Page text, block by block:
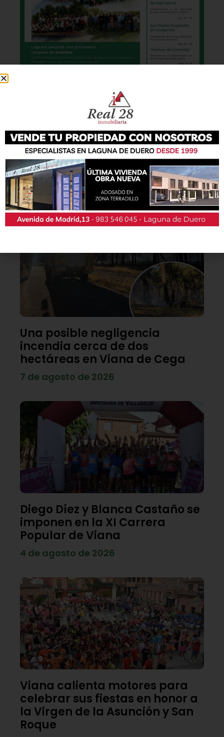
También podrás conseguir la revista en papel
de formagratuita
en todos los negocios
patrocinadores y en la Casa de las Artes.
Lo último
Una posible negligencia
incendia cerca de dos
hectáreas en Viana de Cega
7 de agosto de 2026
Diego Díez y Blanca Castaño se
imponen en la XI Carrera
Popular de Viana
4 de agosto de 2026
Viana calienta motores para
celebrar sus fiestas en honor a
la Virgen de la Asunción y San
Roque